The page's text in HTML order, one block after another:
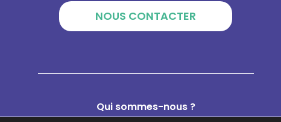
NOUS CONTACTER
Qui sommes-nous ?